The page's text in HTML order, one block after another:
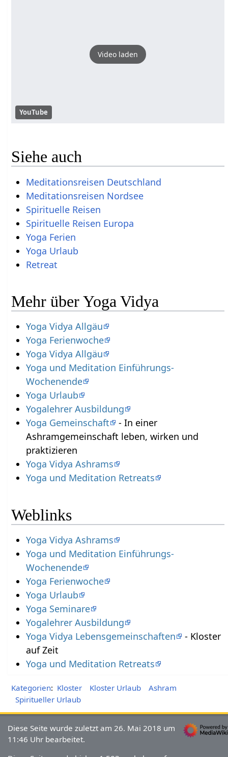
Video laden
YouTube
Siehe auch
Meditationsreisen Deutschland
Meditationsreisen Nordsee
Spirituelle Reisen
Spirituelle Reisen Europa
Yoga Ferien
Yoga Urlaub
Retreat
Mehr über Yoga Vidya
Yoga Vidya Allgäu
Yoga Ferienwoche
Yoga Vidya Allgäu
Yoga und Meditation Einführungs-
Wochenende
Yoga Urlaub
Yogalehrer Ausbildung
Yoga Gemeinschaft
- In einer
Ashramgemeinschaft leben, wirken und
praktizieren
Yoga Vidya Ashrams
Yoga und Meditation Retreats
Weblinks
Yoga Vidya Ashrams
Yoga und Meditation Einführungs-
Wochenende
Yoga Ferienwoche
Yoga Urlaub
Yoga Seminare
Yogalehrer Ausbildung
Yoga Vidya Lebensgemeinschaften
- Kloster
auf Zeit
Yoga und Meditation Retreats
Kategorien: Kloster Kloster Urlaub
Ashram
Spiritueller Urlaub
Diese Seite wurde zuletzt am 26. Mai 2018 um
11:46 Uhr bearbeitet.